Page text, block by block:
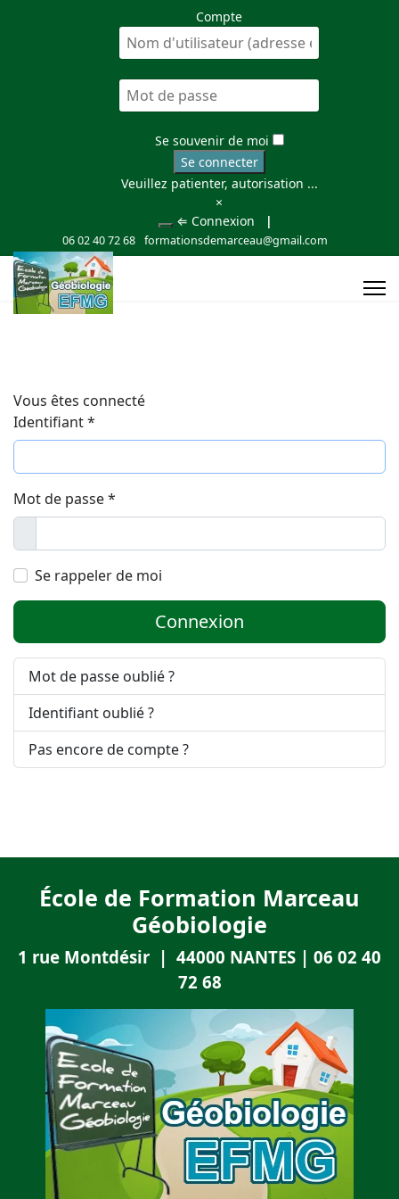
Compte
Se souvenir de moi
Se connecter
Veuillez patienter, autorisation ...
×
⇐ Connexion
|
06 02 40 72 68 formationsdemarceau@gmail.com
Vous êtes connecté
Identifiant*
Mot de passe*
Se rappeler de moi
Connexion
Mot de passe oublié ?
Identifiant oublié ?
Pas encore de compte ?
École de Formation Marceau
Géobiologie
1 rue Montdésir | 44000 NANTES | 06 02 40
72 68